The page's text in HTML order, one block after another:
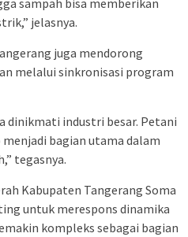
jelasnya.
juga mendorong
melalui sinkronisasi program
dinikmati industri besar. Petani
bagian utama dalam
tegasnya.
Kabupaten Tangerang Soma
untuk merespons dinamika
kompleks sebagai bagian